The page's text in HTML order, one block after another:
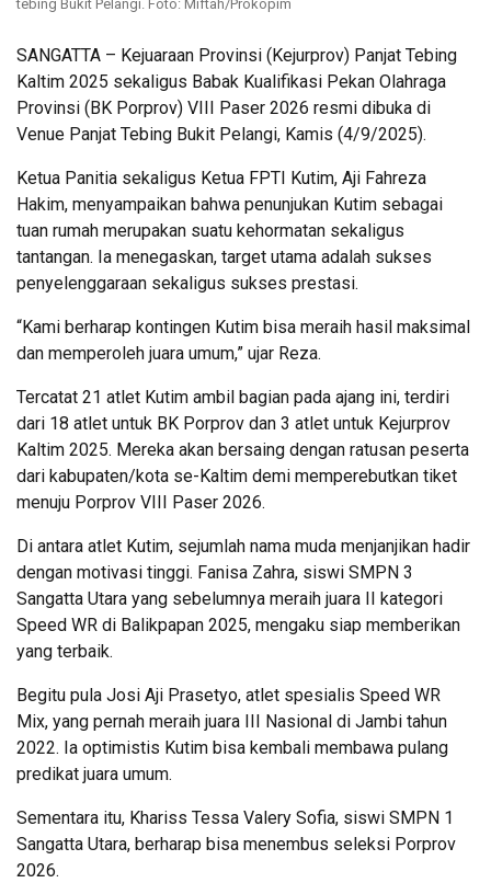
tebing Bukit Pelangi. Foto: Miftah/Prokopim
SANGATTA – Kejuaraan Provinsi (Kejurprov) Panjat Tebing
Kaltim 2025 sekaligus Babak Kualifikasi Pekan Olahraga
Provinsi (BK Porprov) VIII Paser 2026 resmi dibuka di
Venue Panjat Tebing Bukit Pelangi, Kamis (4/9/2025).
Ketua Panitia sekaligus Ketua FPTI Kutim, Aji Fahreza
Hakim, menyampaikan bahwa penunjukan Kutim sebagai
tuan rumah merupakan suatu kehormatan sekaligus
tantangan. Ia menegaskan, target utama adalah sukses
penyelenggaraan sekaligus sukses prestasi.
“Kami berharap kontingen Kutim bisa meraih hasil maksimal
dan memperoleh juara umum,” ujar Reza.
Tercatat 21 atlet Kutim ambil bagian pada ajang ini, terdiri
dari 18 atlet untuk BK Porprov dan 3 atlet untuk Kejurprov
Kaltim 2025. Mereka akan bersaing dengan ratusan peserta
dari kabupaten/kota se-Kaltim demi memperebutkan tiket
menuju Porprov VIII Paser 2026.
Di antara atlet Kutim, sejumlah nama muda menjanjikan hadir
dengan motivasi tinggi. Fanisa Zahra, siswi SMPN 3
Sangatta Utara yang sebelumnya meraih juara II kategori
Speed WR di Balikpapan 2025, mengaku siap memberikan
yang terbaik.
Begitu pula Josi Aji Prasetyo, atlet spesialis Speed WR
Mix, yang pernah meraih juara III Nasional di Jambi tahun
2022. Ia optimistis Kutim bisa kembali membawa pulang
predikat juara umum.
Sementara itu, Khariss Tessa Valery Sofia, siswi SMPN 1
Sangatta Utara, berharap bisa menembus seleksi Porprov
2026.